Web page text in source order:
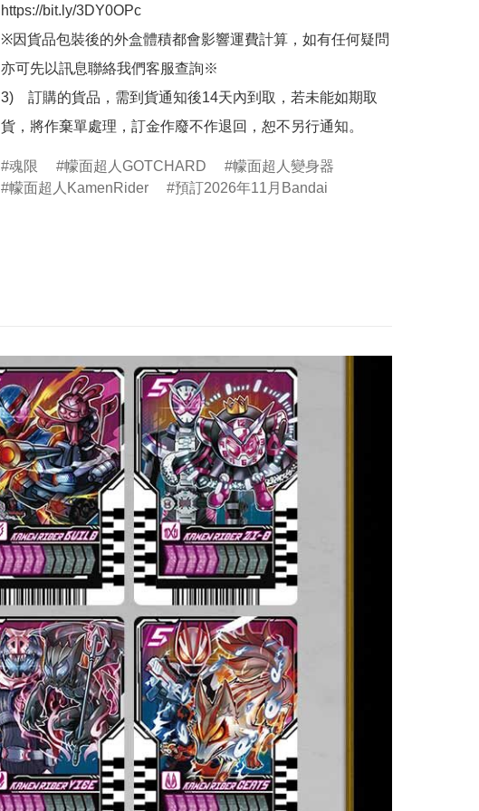
https://bit.ly/3DY0OPc
※因貨品包裝後的外盒體積都會影響運費計算，如有任何疑問
亦可先以訊息聯絡我們客服查詢※
3)　訂購的貨品，需到貨通知後14天內到取，若未能如期取
貨，將作棄單處理，訂金作廢不作退回，恕不另行通知。
魂限 幪面超人GOTCHARD
幪面超人變身器
幪面超人KamenRider
預訂2026年11月Bandai